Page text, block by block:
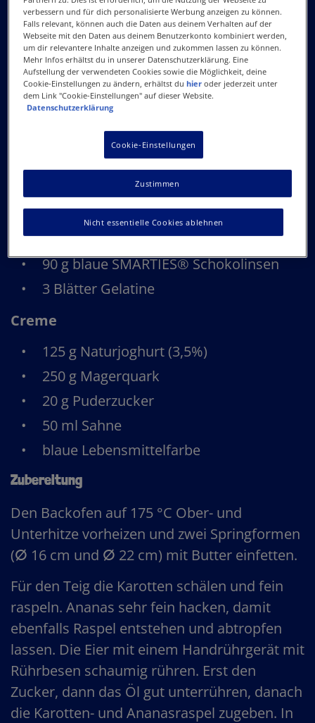
½ TL Salz
2 TL Zimtpulver
30 g geröstete gehackte Mandeln
Dekoration
50 g Zartbitterschokolade
2 kleine Bananen
2 EL Zitronensaft
6 orange SMARTIES® Schokolinsen
8 Smarties® Mini (Farbe nach Belieben)
90 g blaue SMARTIES® Schokolinsen
3 Blätter Gelatine
Creme
125 g Naturjoghurt (3,5%)
250 g Magerquark
20 g Puderzucker
50 ml Sahne
blaue Lebensmittelfarbe
Zubereitung
Den Backofen auf 175 °C Ober- und
Unterhitze vorheizen und zwei Springformen
(ⵁ 16 cm und ⵁ 22 cm) mit Butter einfetten.
Für den Teig die Karotten schälen und fein
raspeln. Ananas sehr fein hacken, damit
ebenfalls Raspel entstehen und abtropfen
lassen. Die Eier mit einem Handrührgerät mit
Rührbesen schaumig rühren. Erst den
Zucker, dann das Öl gut unterrühren, danach
die Karotten- und Ananasraspel zugeben. In
verbessern und für dich personalisierte Werbung anzeigen zu können.
Falls relevant, können auch die Daten aus deinem Verhalten auf der
Webseite mit den Daten aus deinem Benutzerkonto kombiniert werden,
um dir relevantere Inhalte anzeigen und zukommen lassen zu können.
Mehr Infos erhältst du in unserer Datenschutzerklärung. Eine
Aufstellung der verwendeten Cookies sowie die Möglichkeit, deine
Cookie-Einstellungen zu ändern, erhältst duhier oder jederzeit unter
dem Link "Cookie-Einstellungen" auf dieser Website.
Datenschutzerklärung
Cookie-Einstellungen
Nicht essentielle Cookies ablehnen
Zustimmen